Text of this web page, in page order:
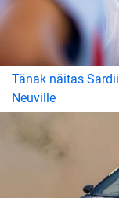
Tänak näitas
Neuville